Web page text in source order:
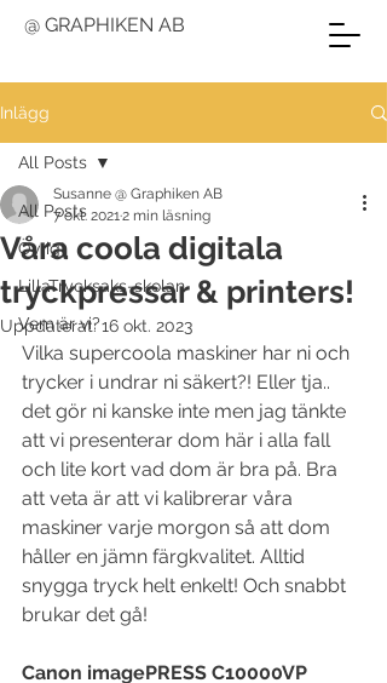
@ GRAPHIKEN AB
Inlägg
All Posts
Övrigt
LillaTrycksaks-skolan
Vem är vi?
All Posts
Våra coola digitala
tryckpressar & printers!
Susanne @ Graphiken AB
7 okt. 20212 min läsning
Uppdaterat:16 okt. 2023
Vilka supercoola maskiner har ni och
trycker i undrar ni säkert?! Eller tja..
det gör ni kanske inte men jag tänkte
att vi presenterar dom här i alla fall
och lite kort vad dom är bra på. Bra
att veta är att vi kalibrerar våra
maskiner varje morgon så att dom
håller en jämn färgkvalitet. Alltid
snygga tryck helt enkelt! Och snabbt
brukar det gå!
Canon imagePRESS C10000VP